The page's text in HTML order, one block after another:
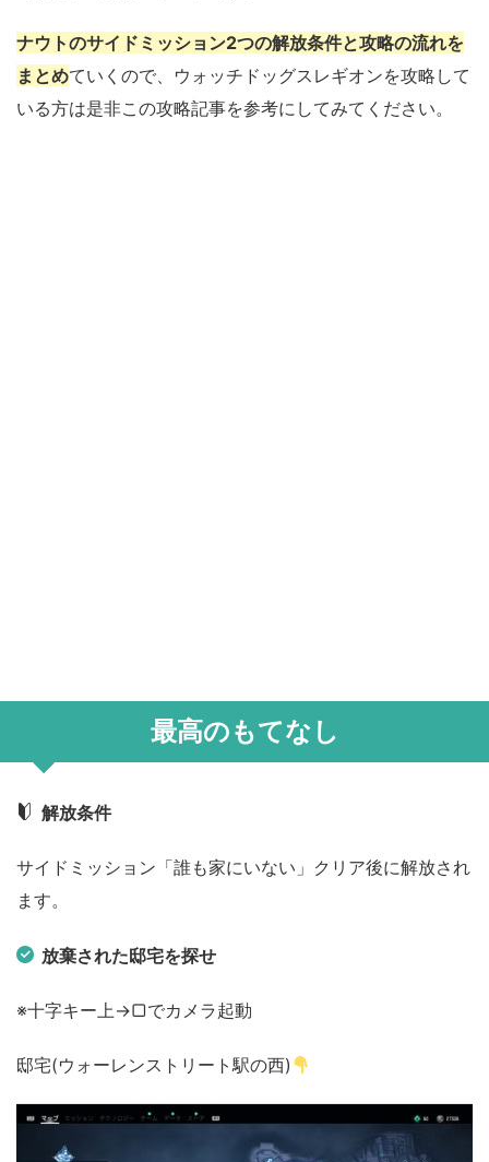
ナウトのサイドミッション2つの解放条件と攻略の流れを
まとめていくので、ウォッチドッグスレギオンを攻略して
いる方は是非この攻略記事を参考にしてみてください。
最高のもてなし
解放条件
サイドミッション「誰も家にいない」クリア後に解放され
ます。
放棄された邸宅を探せ
※十字キー上→▢でカメラ起動
邸宅(ウォーレンストリート駅の西)